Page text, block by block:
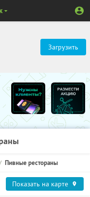
Загрузить
Пивные рестораны
Показать на карте